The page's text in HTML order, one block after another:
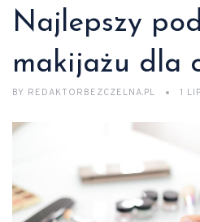
Najlepszy
makijażu dla
BY REDAKTORBEZCZELNA.PL 1